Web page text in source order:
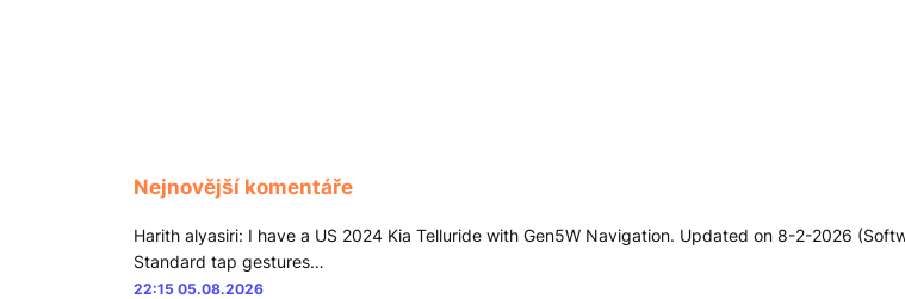
Nejnovější komentáře
Harith alyasiri: I have a US 2024 Kia Telluride with Gen5W Navigation. Updated on 8-2-2026
Standard tap gestures…
22:15 05.08.2026